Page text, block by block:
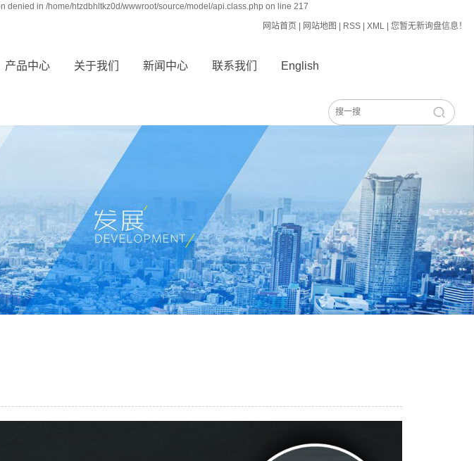
in /home/htzdbhltkz0d/wwwroot/source/model/api.class.php on line 217
网站首页
网站地图 RSS XML 您暂无新询盘信息！
产品中心 关于我们 新闻中心 联系我们 English